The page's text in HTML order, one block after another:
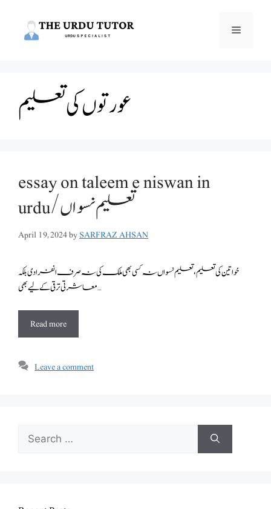
Menu
عورتوں کی تعلیم
essay on taleem e niswan in
urdu/تعلیم نسواں
April 19, 2024bySARFRAZ AHSAN
خواتین کی تعلیم ، تعلیم نسواں نہ کسی بھی ملک کی نہ صرف انفرادی بلکہ
معاشرتی ترقی کے لیے بھی …
Read more
Leave a comment
Search
for: